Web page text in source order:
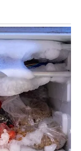
koje nikada
čekali.
vašu budućnost.